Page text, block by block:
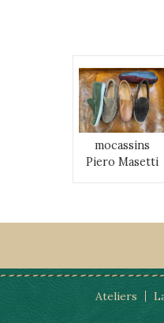
mocassins
Piero Masetti
Ateliers